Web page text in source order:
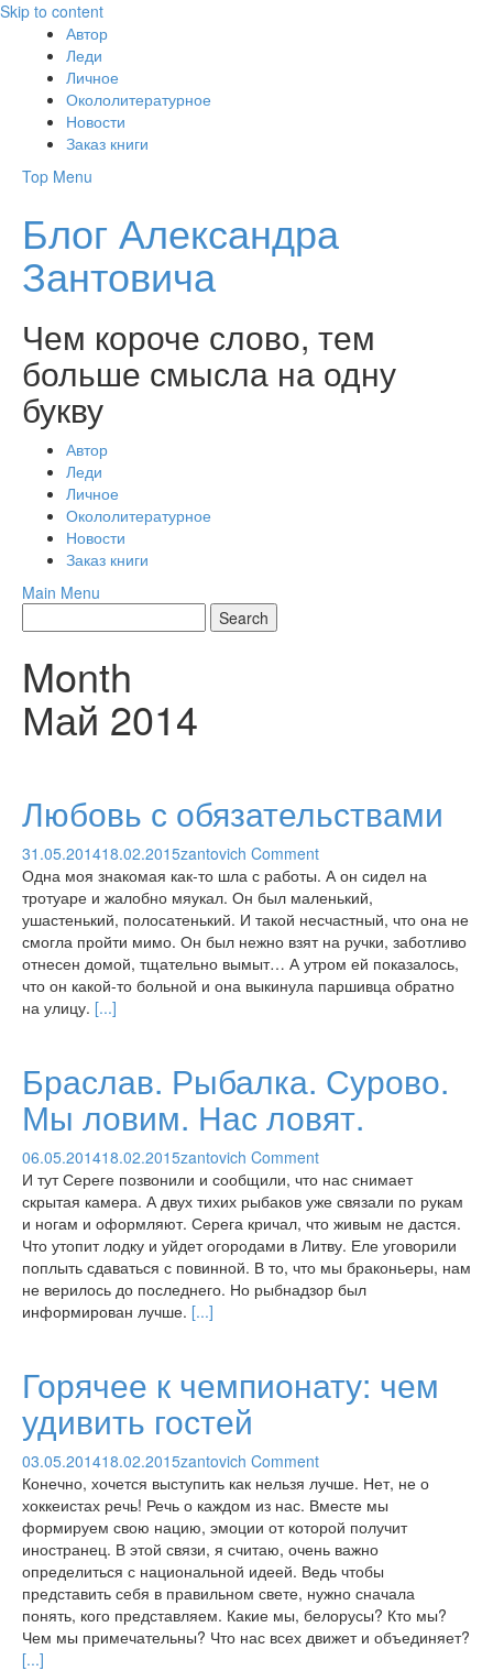
Skip to content
Автор
Леди
Личное
Окололитературное
Новости
Заказ книги
Top Menu
Блог Александра
Зантовича
Чем короче слово, тем
больше смысла на одну
букву
Автор
Леди
Личное
Окололитературное
Новости
Заказ книги
Main Menu
Month
Май 2014
Любовь с обязательствами
31.05.201418.02.2015zantovich Comment
Одна моя знакомая как-то шла с работы. А он сидел на
тротуаре и жалобно мяукал. Он был маленький,
ушастенький, полосатенький. И такой несчастный, что она не
смогла пройти мимо. Он был нежно взят на ручки, заботливо
отнесен домой, тщательно вымыт… А утром ей показалось,
что он какой-то больной и она выкинула паршивца обратно
на улицу. [...]
Браслав. Рыбалка. Сурово.
Мы ловим. Нас ловят.
06.05.201418.02.2015zantovich Comment
И тут Сереге позвонили и сообщили, что нас снимает
скрытая камера. А двух тихих рыбаков уже связали по рукам
и ногам и оформляют. Серега кричал, что живым не дастся.
Что утопит лодку и уйдет огородами в Литву. Еле уговорили
поплыть сдаваться с повинной. В то, что мы браконьеры, нам
не верилось до последнего. Но рыбнадзор был
информирован лучше. [...]
Горячее к чемпионату: чем
удивить гостей
03.05.201418.02.2015zantovich Comment
Конечно, хочется выступить как нельзя лучше. Нет, не о
хоккеистах речь! Речь о каждом из нас. Вместе мы
формируем свою нацию, эмоции от которой получит
иностранец. В этой связи, я считаю, очень важно
определиться с национальной идеей. Ведь чтобы
представить себя в правильном свете, нужно сначала
понять, кого представляем. Какие мы, белорусы? Кто мы?
Чем мы примечательны? Что нас всех движет и объединяет?
[...]